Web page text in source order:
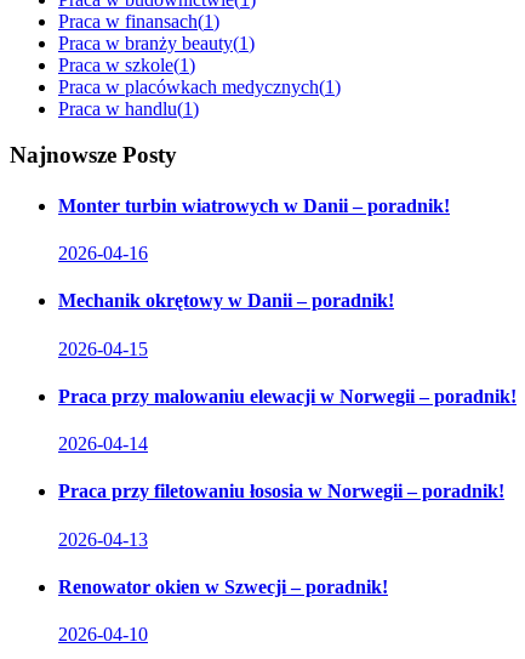
Praca w finansach(1)
Praca w branży beauty(1)
Praca w szkole(1)
Praca w placówkach medycznych(1)
Praca w handlu(1)
Najnowsze Posty
Monter turbin wiatrowych w Danii – poradnik!
2026-04-16
Mechanik okrętowy w Danii – poradnik!
2026-04-15
Praca przy malowaniu elewacji w Norwegii – poradnik!
2026-04-14
Praca przy filetowaniu łososia w Norwegii – poradnik!
2026-04-13
Renowator okien w Szwecji – poradnik!
2026-04-10